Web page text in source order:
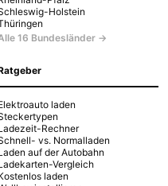
Holstein
16 Bundesländer →
laden
Rechner
vs. Normalladen
auf der Autobahn
Vergleich
laden